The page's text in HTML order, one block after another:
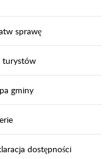
sprawę
turystów
gminy
dostępności